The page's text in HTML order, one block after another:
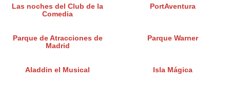
Las noches del Club de la
Comedia
PortAventura
Parque de Atracciones de
Madrid
Parque Warner
Aladdin el Musical Isla Mágica